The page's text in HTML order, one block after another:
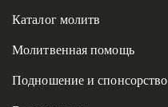
Каталог молитв
Молитвенная помощь
Подношение и спонсорство